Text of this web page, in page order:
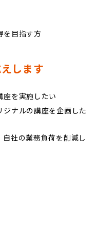
を目指す方
します
座を実施したい
ナルの講座を企画した
社の業務負荷を削減し